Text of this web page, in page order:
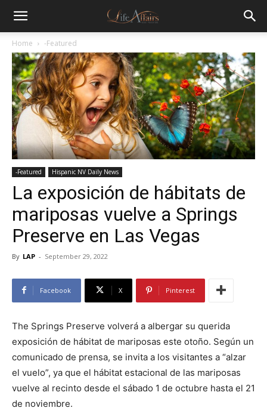
Home -Featured
-Featured Hispanic NV Daily News
La exposición de hábitats de
mariposas vuelve a Springs
Preserve en Las Vegas
By LAP - September 29, 2022
Facebook X Pinterest
The Springs Preserve volverá a albergar su querida
exposición de hábitat de mariposas este otoño. Según un
comunicado de prensa, se invita a los visitantes a “alzar
el vuelo”, ya que el hábitat estacional de las mariposas
vuelve al recinto desde el sábado 1 de octubre hasta el 21
de noviembre.